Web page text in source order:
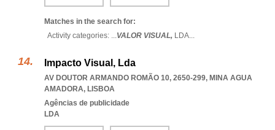
Matches in the search for:
Activity categories: ...VALOR VISUAL, LDA...
Impacto Visual, Lda
AV DOUTOR ARMANDO ROMÃO 10, 2650-299, MINA AGUA
AMADORA, LISBOA
Agências de publicidade
LDA